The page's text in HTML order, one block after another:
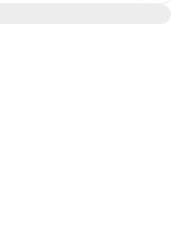
小麦粉を使用し
さやグルテンと
粉、強力粉など